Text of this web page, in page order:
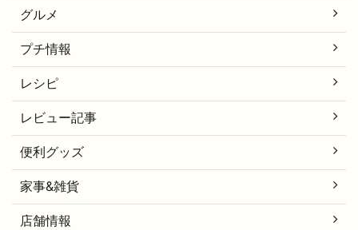
グルメ
プチ情報
レシピ
レビュー記事
便利グッズ
家事&雑貨
店舗情報